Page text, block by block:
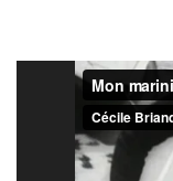
Lecteur